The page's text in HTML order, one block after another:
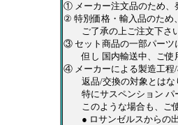
① メーカー注文品のため、
② 特別価格・輸入品のため
ご了承の上ご注文下さ
③ セット商品の一部パーツ
但し 国内輸送中、ご使用
④ メーカーによる製造工程
返品/交換の対象とはな
特にサスペンション パ
このような場合も、ご使
● ロサンゼルスからの出